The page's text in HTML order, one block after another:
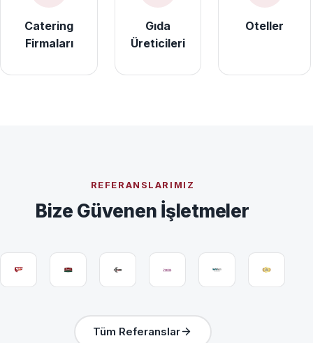
Catering
Firmaları
Gıda
Üreticileri
Oteller
REFERANSLARIMIZ
Bize Güvenen İşletmeler
Tüm Referanslar